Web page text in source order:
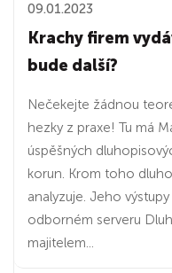
09.01.2023
Krachy firem
bude další?
Nečekejte žádnou
hezky z praxe! Tu má
úspěšných
korun. Krom toho
analyzuje. Jeho
odborném serveru
majitelem...